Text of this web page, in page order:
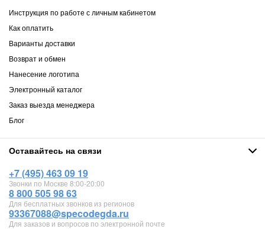
Инструкция по работе с личным кабинетом
Как оплатить
Варианты доставки
Возврат и обмен
Нанесение логотипа
Электронный каталог
Заказ выезда менеджера
Блог
Оставайтесь на связи
+7 (495) 463 09 19
Звонки по Москве 8:00-20:00
8 800 505 98 63
Для бесплатных звонков из регионов
93367088@specodegda.ru
Для заказов и вопросов по электронной почте